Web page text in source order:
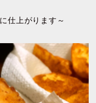
に仕上がります～